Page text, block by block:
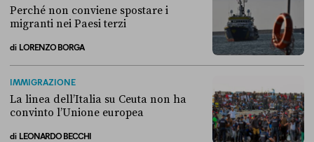
Perché non conviene spostare i
migranti nei Paesi terzi
di LORENZO BORGA
IMMIGRAZIONE
La linea dell’Italia su Ceuta non ha
convinto l’Unione europea
di LEONARDO BECCHI